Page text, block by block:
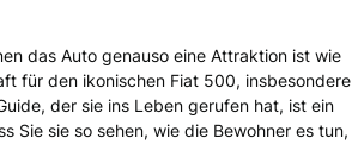
das Auto genauso eine Attraktion ist wie
für den ikonischen Fiat 500, insbesondere
der sie ins Leben gerufen hat, ist ein
Sie sie so sehen, wie die Bewohner es tun,